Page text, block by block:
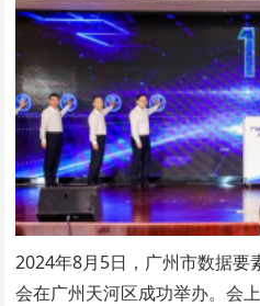
2024年8月5日，广州市数据要
会在广州天河区成功举办。会